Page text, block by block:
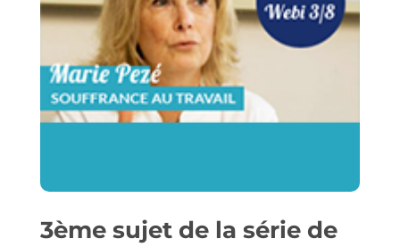
3ème sujet de la série de